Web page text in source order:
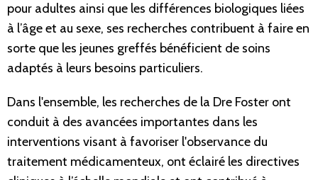
pour adultes ainsi que les différences biologiques liées
à l’âge et au sexe, ses recherches contribuent à faire en
sorte que les jeunes greffés bénéficient de soins
adaptés à leurs besoins particuliers.
Dans l'ensemble, les recherches de la Dre Foster ont
conduit à des avancées importantes dans les
interventions visant à favoriser l'observance du
traitement médicamenteux, ont éclairé les directives